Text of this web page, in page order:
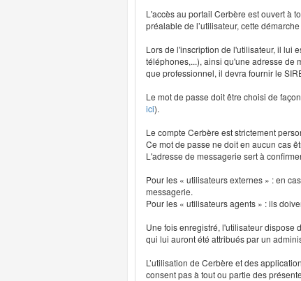
L'accès au portail Cerbère est ouvert à
préalable de l’utilisateur, cette
Lors de l'inscription de l'utilisateur, il lui
téléphones,...), ainsi qu'une adresse de
que professionnel, il devra fournir le
Le mot de passe doit être choisi de
ici).
Le compte Cerbère est strictement
Ce mot de passe ne doit en aucun cas
L'adresse de messagerie sert à
Pour les « utilisateurs externes » : en
messagerie.
Pour les « utilisateurs agents » : ils
Une fois enregistré, l'utilisateur dispose
qui lui auront été attribués par un
L’utilisation de Cerbère et des
consent pas à tout ou partie des